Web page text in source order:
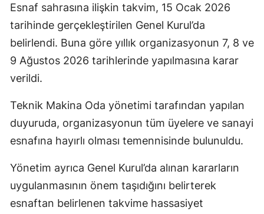
Esnaf sahrasına ilişkin takvim, 15 Ocak 2026
tarihinde gerçekleştirilen Genel Kurul’da
belirlendi. Buna göre yıllık organizasyonun 7, 8 ve
9 Ağustos 2026 tarihlerinde yapılmasına karar
verildi.
Teknik Makina Oda yönetimi tarafından yapılan
duyuruda, organizasyonun tüm üyelere ve sanayi
esnafına hayırlı olması temennisinde bulunuldu.
Yönetim ayrıca Genel Kurul’da alınan kararların
uygulanmasının önem taşıdığını belirterek
esnaftan belirlenen takvime hassasiyet